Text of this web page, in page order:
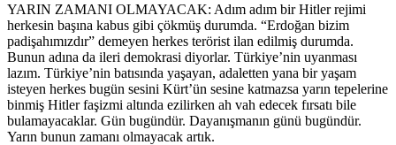
YARIN ZAMANI OLMAYACAK: Adım adım bir Hitler rejimi
herkesin başına kabus gibi çökmüş durumda. “Erdoğan bizim
padişahımızdır” demeyen herkes terörist ilan edilmiş durumda.
Bunun adına da ileri demokrasi diyorlar. Türkiye’nin uyanması
lazım. Türkiye’nin batısında yaşayan, adaletten yana bir yaşam
isteyen herkes bugün sesini Kürt’ün sesine katmazsa yarın tepelerine
binmiş Hitler faşizmi altında ezilirken ah vah edecek fırsatı bile
bulamayacaklar. Gün bugündür. Dayanışmanın günü bugündür.
Yarın bunun zamanı olmayacak artık.